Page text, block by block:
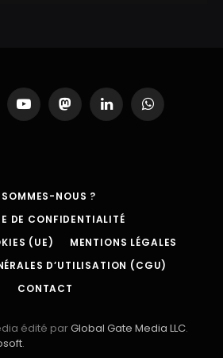
YouTubeMastodonLinkedInWhatsApp
NOUS ?
DE CONFIDENTIALITÉ
(UE)
MENTIONS LÉGALES
D’UTILISATION (CGU)
CONTACT
édité parGlobal Gate Media LLC.
.